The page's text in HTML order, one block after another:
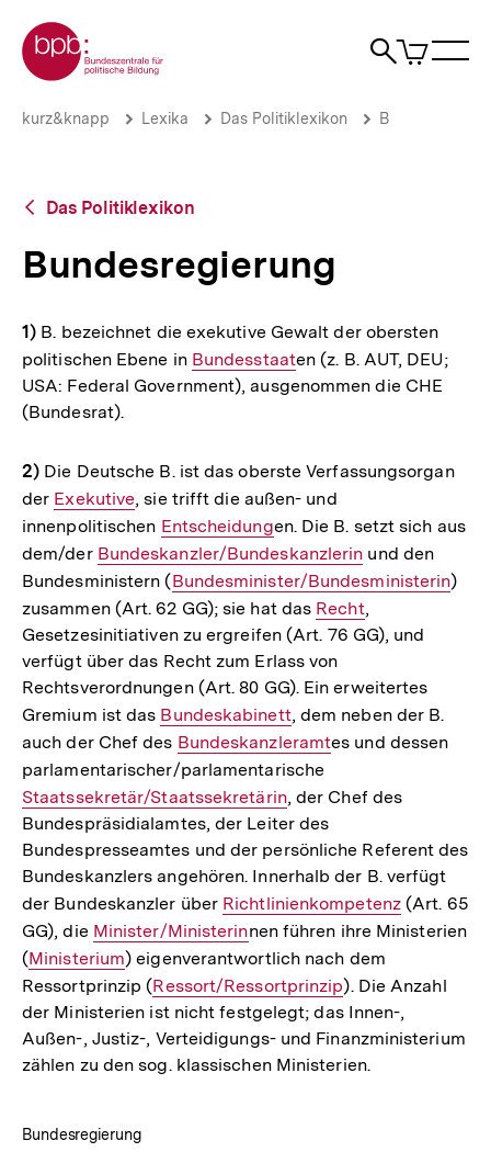
zum
Seiteninhalt
springen
Zur Startseite der bpb
Suche
Artikel
im
Bundesregierung
Brotkrümelnavigation
Pfadnavigation
kurz&knapp Lexika Das Politiklexikon B
Zurück
Übersicht
Das Politiklexikon
Bundesregierung
1) B. bezeichnet die exekutive Gewalt der obersten
politischen Ebene in Interner
Link:
Bundesstaaten (z. B. AUT, DEU;
USA: Federal Government), ausgenommen die CHE
(Bundesrat).
2) Die Deutsche B. ist das oberste Verfassungsorgan
der Interner
Link:
Exekutive, sie trifft die außen- und
innenpolitischen Interner
Link:
Entscheidungen. Die B. setzt sich aus
dem/der Interner
Link:
Bundeskanzler/Bundeskanzlerin und den
Bundesministern (Interner
Link:
Bundesminister/Bundesministerin)
zusammen (Art. 62 GG); sie hat das Interner
Link:
Recht,
Gesetzesinitiativen zu ergreifen (Art. 76 GG), und
verfügt über das Recht zum Erlass von
Rechtsverordnungen (Art. 80 GG). Ein erweitertes
Gremium ist das Interner
Link:
Bundeskabinett, dem neben der B.
auch der Chef des Interner
Link:
Bundeskanzleramtes und dessen
parlamentarischer/parlamentarische
Link:
Staatssekretär/Staatssekretärin, der Chef des
Bundespräsidialamtes, der Leiter des
Bundespresseamtes und der persönliche Referent des
Bundeskanzlers angehören. Innerhalb der B. verfügt
der Bundeskanzler über Interner
Link:
Richtlinienkompetenz(Art. 65
GG), die Interner
Link:
Minister/Ministerinnen führen ihre Ministerien
(Interner
Link:
Ministerium) eigenverantwortlich nach dem
Ressortprinzip (Interner
Link:
Ressort/Ressortprinzip). Die Anzahl
der Ministerien ist nicht festgelegt; das Innen-,
Außen-, Justiz-, Verteidigungs- und Finanzministerium
zählen zu den sog. klassischen Ministerien.
Bundesregierung